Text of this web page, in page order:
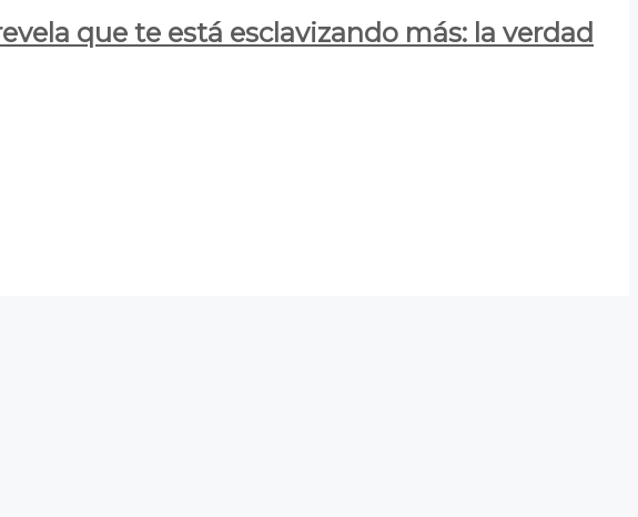
que te está esclavizando más: la verdad